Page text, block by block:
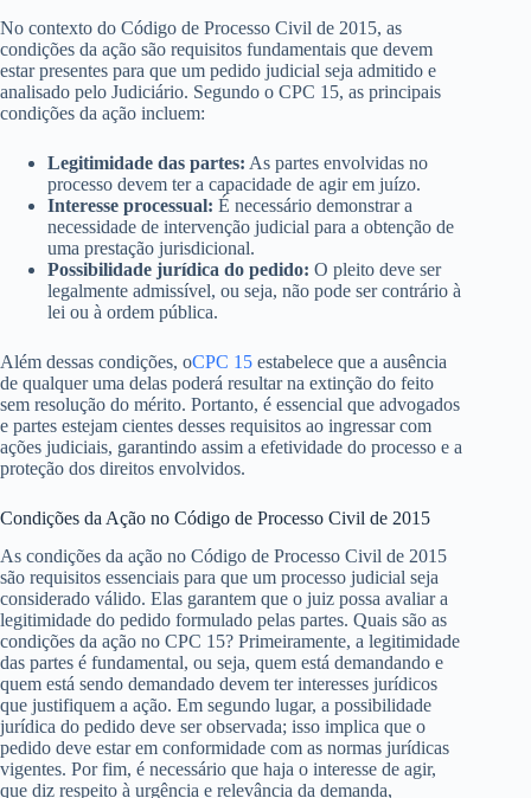
No contexto do Código de Processo Civil de 2015, as
condições da ação são requisitos fundamentais que devem
estar presentes para que um pedido judicial seja admitido e
analisado pelo Judiciário. Segundo o CPC 15, as principais
condições da ação incluem:
Legitimidade das partes: As partes envolvidas no
processo devem ter a capacidade de agir em juízo.
Interesse processual: É necessário demonstrar a
necessidade de intervenção judicial para a obtenção de
uma prestação jurisdicional.
Possibilidade jurídica do pedido: O pleito deve ser
legalmente admissível, ou seja, não pode ser contrário à
lei ou à ordem pública.
Além dessas condições, oCPC 15 estabelece que a ausência
de qualquer uma delas poderá resultar na extinção do feito
sem resolução do mérito. Portanto, é essencial que advogados
e partes estejam cientes desses requisitos ao ingressar com
ações judiciais, garantindo assim a efetividade do processo e a
proteção dos direitos envolvidos.
Condições da Ação no Código de Processo Civil de 2015
As condições da ação no Código de Processo Civil de 2015
são requisitos essenciais para que um processo judicial seja
considerado válido. Elas garantem que o juiz possa avaliar a
legitimidade do pedido formulado pelas partes. Quais são as
condições da ação no CPC 15? Primeiramente, a legitimidade
das partes é fundamental, ou seja, quem está demandando e
quem está sendo demandado devem ter interesses jurídicos
que justifiquem a ação. Em segundo lugar, a possibilidade
jurídica do pedido deve ser observada; isso implica que o
pedido deve estar em conformidade com as normas jurídicas
vigentes. Por fim, é necessário que haja o interesse de agir,
que diz respeito à urgência e relevância da demanda,